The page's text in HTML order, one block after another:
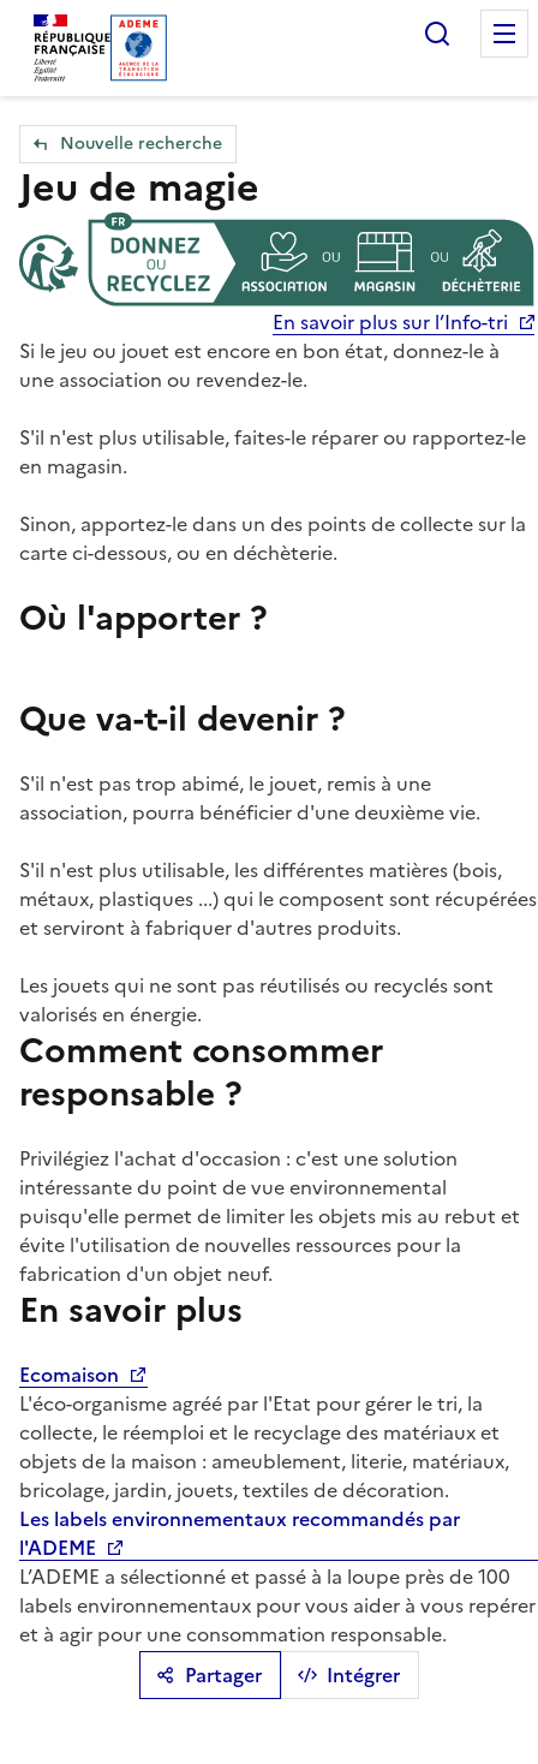
Accueil — Que Faire de mes objets & déchets
Nouvelle recherche
Jeu de magie
En savoir plus sur l’Info-tri
Partager Intégrer
Si le jeu ou jouet est encore en bon état, donnez-le à
une association ou revendez-le.
S'il n'est plus utilisable, faites-le réparer ou rapportez-le
en magasin.
Sinon, apportez-le dans un des points de collecte sur la
carte ci-dessous, ou en déchèterie.
Où l'apporter ?
Que va-t-il devenir ?
S'il n'est pas trop abimé, le jouet, remis à une
association, pourra bénéficier d'une deuxième vie.
S'il n'est plus utilisable, les différentes matières (bois,
métaux, plastiques ...) qui le composent sont récupérées
et serviront à fabriquer d'autres produits.
Les jouets qui ne sont pas réutilisés ou recyclés sont
valorisés en énergie.
Comment consommer
responsable ?
Privilégiez l'achat d'occasion : c'est une solution
intéressante du point de vue environnemental
puisqu'elle permet de limiter les objets mis au rebut et
évite l'utilisation de nouvelles ressources pour la
fabrication d'un objet neuf.
En savoir plus
Ecomaison
L'éco-organisme agréé par l'Etat pour gérer le tri, la
collecte, le réemploi et le recyclage des matériaux et
objets de la maison : ameublement, literie, matériaux,
bricolage, jardin, jouets, textiles de décoration.
Les labels environnementaux recommandés par
l'ADEME
L’ADEME a sélectionné et passé à la loupe près de 100
labels environnementaux pour vous aider à vous repérer
et à agir pour une consommation responsable.